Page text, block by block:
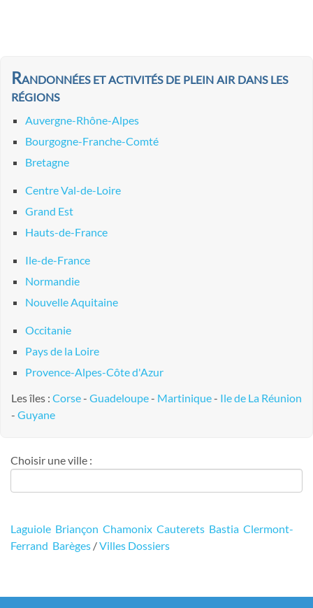
Randonnées et activités de plein air dans les
régions
Auvergne-Rhône-Alpes
Bourgogne-Franche-Comté
Bretagne
Centre Val-de-Loire
Grand Est
Hauts-de-France
Ile-de-France
Normandie
Nouvelle Aquitaine
Occitanie
Pays de la Loire
Provence-Alpes-Côte d'Azur
Les îles : Corse- Guadeloupe- Martinique- Ile de La Réunion
- Guyane
Choisir une ville :
Laguiole Briançon Chamonix Cauterets Bastia Clermont-
Ferrand Barèges /Villes Dossiers